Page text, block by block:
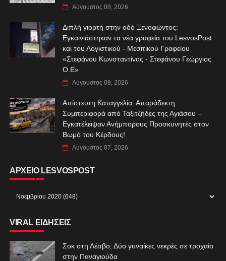
Αύγουστος 08, 2026
Διπλή γιορτή στην οδό Ξενοφώντος:
Εγκαινιάστηκαν τα νέα γραφεία του LesvosPost
και του Λογιστικού - Μεσιτικού Γραφείου
«Στεφάνου Κωνσταντίνος - Στεφάνου Γεώργιος
Ο.Ε»
Αύγουστος 08, 2026
Απίστευτη Καταγγελία: Απαράδεκτη
Συμπεριφορά από Ταξιτζήδες της Αγιάσου –
Εγκατέλειψαν Ανήμπορους Προσκυνητές στον
Βωμό του Κέρδους!
Αύγουστος 07, 2026
ΑΡΧΕΙΟ LESVOSPOST
VIRAL ΕΙΔΗΣΕΙΣ
Σοκ στη Λέσβο: Δύο γυναίκες νεκρές σε τροχαίο
στην Παναγιούδα